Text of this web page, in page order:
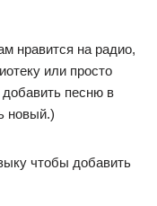
нравится на радио,
или просто
песню в
новый.)
чтобы добавить